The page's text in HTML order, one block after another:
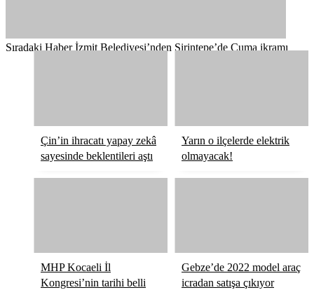
Sıradaki Haber İzmit Belediyesi’nden Şirintepe’de Cuma ikramı
Çin’in ihracatı yapay zekâ
sayesinde beklentileri aştı
Yarın o ilçelerde elektrik
olmayacak!
MHP Kocaeli İl
Kongresi’nin tarihi belli
Gebze’de 2022 model araç
icradan satışa çıkıyor